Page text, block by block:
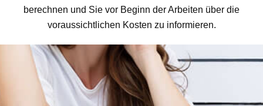
berechnen und Sie vor Beginn der Arbeiten über die
voraussichtlichen Kosten zu informieren.